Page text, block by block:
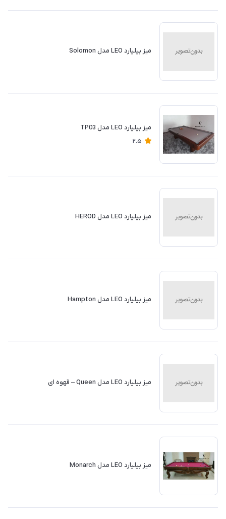
میز بیلیارد LEO مدل Solomon
میز بیلیارد LEO مدل TP03
2.5
میز بیلیارد LEO مدل HEROD
میز بیلیارد LEO مدل Hampton
میز بیلیارد LEO مدل Queen – قهوه ای
میز بیلیارد LEO مدل Monarch